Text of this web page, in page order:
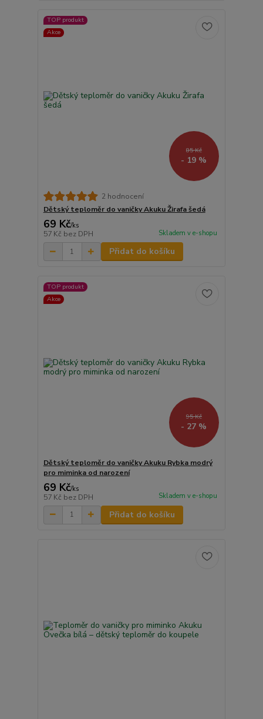
TOP produkt
Akce
85 Kč
- 19 %
2 hodnocení
Dětský teploměr do vaničky Akuku Žirafa šedá
69 Kč/ks
57 Kč bez DPH Skladem v e-shopu
Přidat do košíku
TOP produkt
Akce
95 Kč
- 27 %
Dětský teploměr do vaničky Akuku Rybka modrý
pro miminka od narození
69 Kč/ks
57 Kč bez DPH Skladem v e-shopu
Přidat do košíku